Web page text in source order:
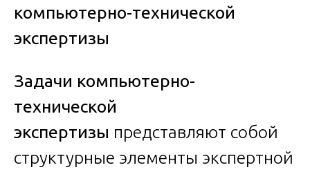
компьютерно-технической
экспертизы
Задачи компьютерно-
технической
экспертизы представляют собой
структурные элементы экспертной